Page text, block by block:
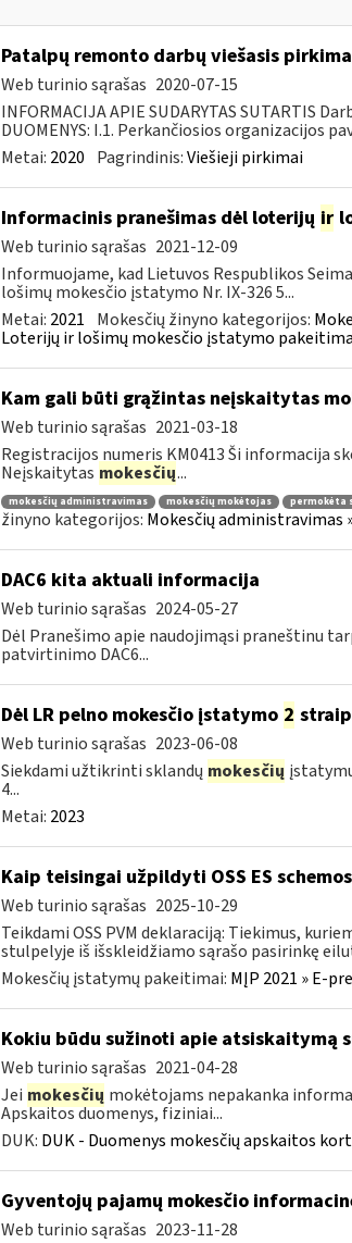
Patalpų remonto darbų viešasis
Web turinio sąrašas 2020-07-15
INFORMACIJA APIE SUDARYTAS SUTARTIS
DUOMENYS: I.1. Perkančiosios organizacijos
Metai: 2020 Pagrindinis:Viešieji pirkimai
Informacinis pranešimas dėl loterijų ir
Web turinio sąrašas 2021-12-09
Informuojame, kad Lietuvos Respublikos
lošimų mokesčio įstatymo Nr. IX-326 5...
Metai: 2021 Mokesčių žinyno kategorijos:
Loterijų ir lošimų mokesčio įstatymo
Kam gali būti grąžintas neįskaitytas
Web turinio sąrašas 2021-03-18
Registracijos numeris KM0413 Ši informacija
Neįskaitytas mokesčių...
mokesčių administravimas mokesčių mokėtojas permokėta
žinyno kategorijos: Mokesčių administravimas
DAC6 kita aktuali informacija
Web turinio sąrašas 2024-05-27
Dėl Pranešimo apie naudojimąsi praneštinu
patvirtinimo DAC6...
Dėl LR pelno mokesčio įstatymo 2
Web turinio sąrašas 2023-06-08
Siekdami užtikrinti sklandų mokesčių
4...
Metai: 2023
Kaip teisingai užpildyti OSS ES schemos
Web turinio sąrašas 2025-10-29
Teikdami OSS PVM deklaraciją: Tiekimus,
stulpelyje iš išskleidžiamo sąrašo pasirinkę
Mokesčių įstatymų pakeitimai: MĮP 2021 » E-
Kokiu būdu sužinoti apie atsiskaitymą
Web turinio sąrašas 2021-04-28
Jei mokesčių mokėtojams nepakanka
Apskaitos duomenys, fiziniai...
DUK: DUK - Duomenys mokesčių apskaitos
Gyventojų pajamų mokesčio
Web turinio sąrašas 2023-11-28